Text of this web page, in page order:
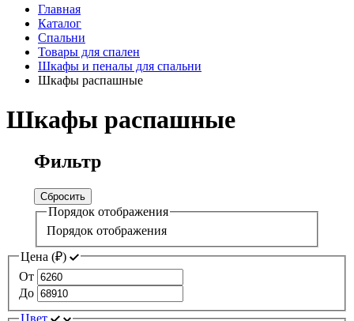
Главная
Каталог
Спальни
Товары для спален
Шкафы и пеналы для спальни
Шкафы распашные
Шкафы распашные
Фильтр
Сбросить
Порядок отображения
Порядок отображения
Цена (₽)
От
До